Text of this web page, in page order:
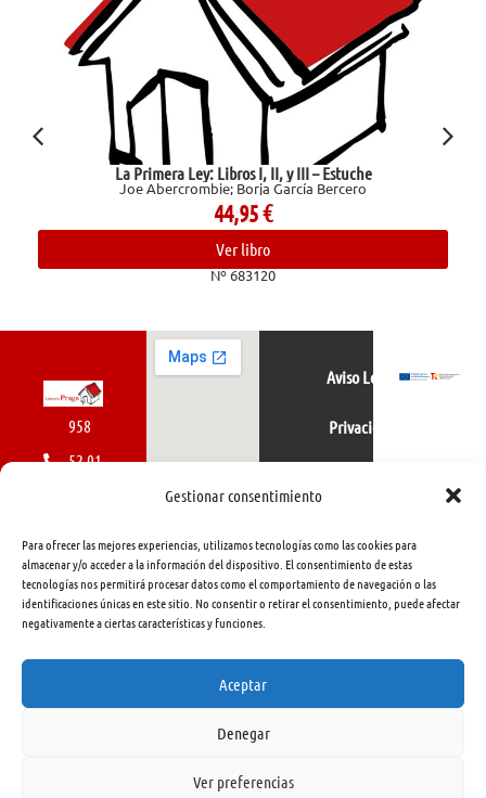
Gestionar consentimiento
Para ofrecer las mejores experiencias, utilizamos tecnologías como las cookies para
almacenar y/o acceder a la información del dispositivo. El consentimiento de estas
tecnologías nos permitirá procesar datos como el comportamiento de navegación o las
identificaciones únicas en este sitio. No consentir o retirar el consentimiento, puede afectar
negativamente a ciertas características y funciones.
Aceptar
Denegar
Ver preferencias
La Primera Ley: Libros I, II, y III – Estuche
Joe Abercrombie; Borja García Bercero
44,95€
Ver libro
Nº 683120
958
52 01
462
415
info@libreriapraga.com
Gracia,
Aviso Legal
Privacidad